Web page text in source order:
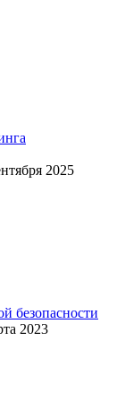
2025
безопасности
2023